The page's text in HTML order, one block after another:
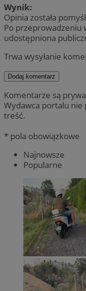
Wynik:
Opinia została
Po przeprowadzeniu
udostępniona
Trwa wysyłanie
Dodaj komentarz
Komentarze są
Wydawca portalu nie
treść.
* pola obowiązkowe
Najnowsze
Popularne